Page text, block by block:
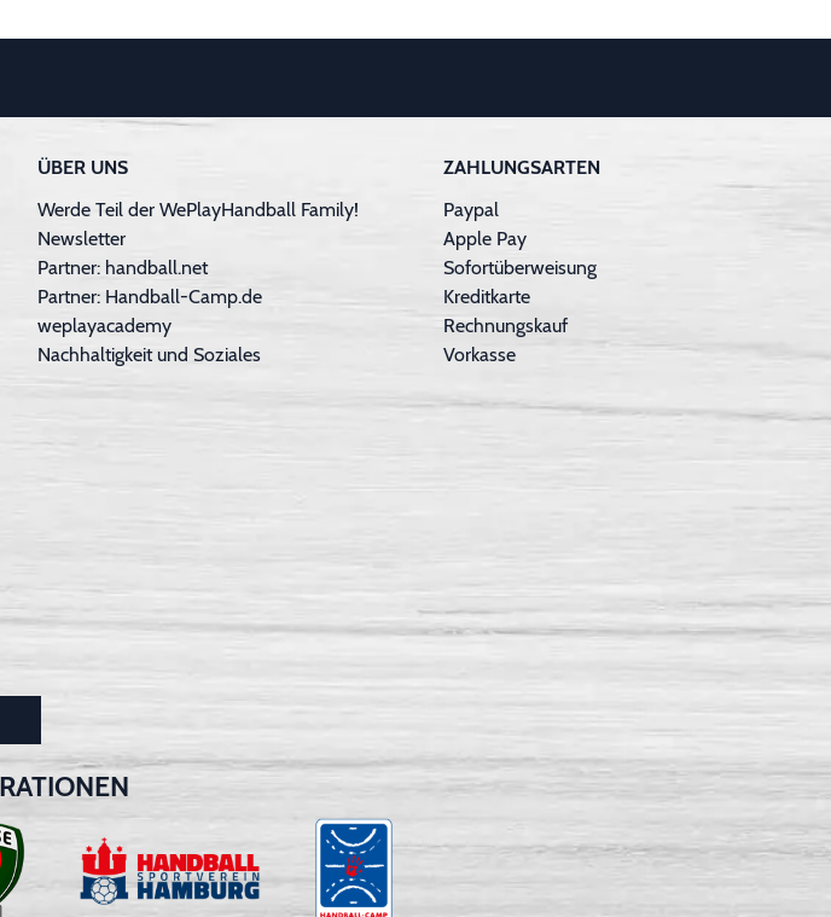
ÜBER UNS
Werde Teil der WePlayHandball Family!
Newsletter
Partner: handball.net
Partner: Handball-Camp.de
weplayacademy
Nachhaltigkeit und Soziales
ZAHLUNGSARTEN
Paypal
Apple Pay
Sofortüberweisung
Kreditkarte
Rechnungskauf
Vorkasse